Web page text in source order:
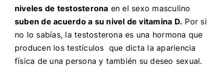
niveles de testosterona en el sexo masculino
suben de acuerdo a su nivel de vitamina D. Por si
no lo sabías, la testosterona es una hormona que
producen los testículos que dicta la apariencia
física de una persona y también su deseo sexual.